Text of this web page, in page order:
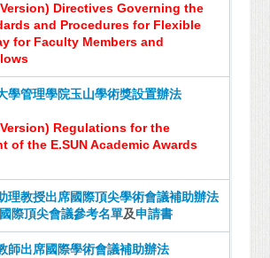
Directives Governing the
and Procedures for Flexible
for Faculty Members and
學管理學院玉山學術獎設置辦法
Regulations for the
of the E.SUN Academic Awards
理教授出席國際頂尖學術會議補助辦法
國際頂尖會議參考名單及申請書
師出席國際學術會議補助辦法